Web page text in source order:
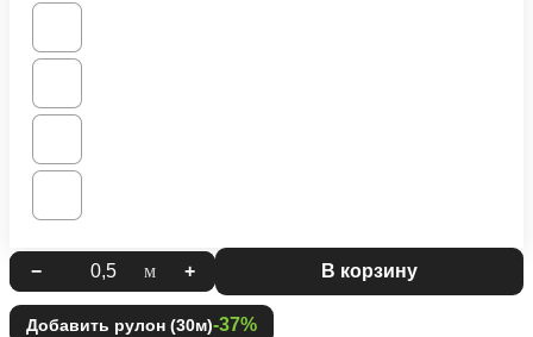
− м + В корзину
Добавить рулон (30м)-37%